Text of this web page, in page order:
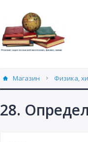
Магазин Физика,
28.